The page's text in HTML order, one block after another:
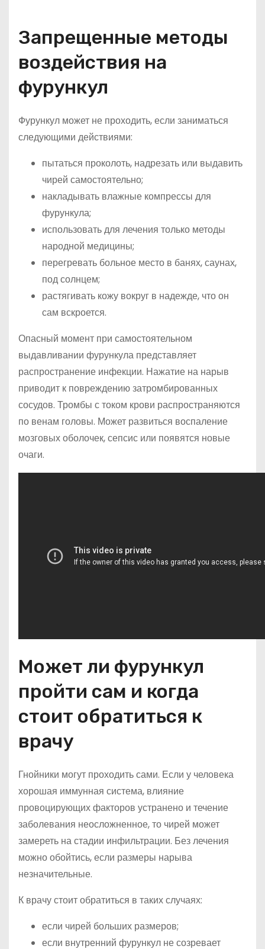
Запрещенные методы
воздействия на
фурункул
Фурункул может не проходить, если заниматься
следующими действиями:
пытаться проколоть, надрезать или выдавить
чирей самостоятельно;
накладывать влажные компрессы для
фурункула;
использовать для лечения только методы
народной медицины;
перегревать больное место в банях, саунах,
под солнцем;
растягивать кожу вокруг в надежде, что он
сам вскроется.
Опасный момент при самостоятельном
выдавливании фурункула представляет
распространение инфекции. Нажатие на нарыв
приводит к повреждению затромбированных
сосудов. Тромбы с током крови распространяются
по венам головы. Может развиться воспаление
мозговых оболочек, сепсис или появятся новые
очаги.
Может ли фурункул
пройти сам и когда
стоит обратиться к
врачу
Гнойники могут проходить сами. Если у человека
хорошая иммунная система, влияние
провоцирующих факторов устранено и течение
заболевания неосложненное, то чирей может
замереть на стадии инфильтрации. Без лечения
можно обойтись, если размеры нарыва
незначительные.
К врачу стоит обратиться в таких случаях:
если чирей больших размеров;
если внутренний фурункул не созревает